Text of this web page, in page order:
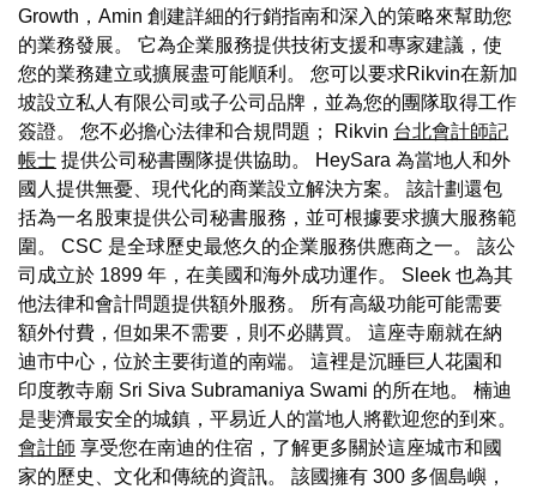
Growth，Amin 創建詳細的行銷指南和深入的策略來幫助您
的業務發展。 它為企業服務提供技術支援和專家建議，使
您的業務建立或擴展盡可能順利。 您可以要求Rikvin在新加
坡設立私人有限公司或子公司品牌，並為您的團隊取得工作
簽證。 您不必擔心法律和合規問題； Rikvin 台北會計師記
帳士 提供公司秘書團隊提供協助。 HeySara 為當地人和外
國人提供無憂、現代化的商業設立解決方案。 該計劃還包
括為一名股東提供公司秘書服務，並可根據要求擴大服務範
圍。 CSC 是全球歷史最悠久的企業服務供應商之一。 該公
司成立於 1899 年，在美國和海外成功運作。 Sleek 也為其
他法律和會計問題提供額外服務。 所有高級功能可能需要
額外付費，但如果不需要，則不必購買。 這座寺廟就在納
迪市中心，位於主要街道的南端。 這裡是沉睡巨人花園和
印度教寺廟 Sri Siva Subramaniya Swami 的所在地。 楠迪
是斐濟最安全的城鎮，平易近人的當地人將歡迎您的到來。
會計師 享受您在南迪的住宿，了解更多關於這座城市和國
家的歷史、文化和傳統的資訊。 該國擁有 300 多個島嶼，